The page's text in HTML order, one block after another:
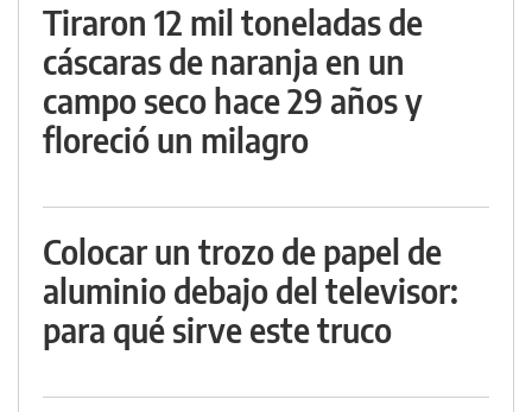
Tiraron 12 mil toneladas de
cáscaras de naranja en un
campo seco hace 29 años y
floreció un milagro
Colocar un trozo de papel de
aluminio debajo del televisor:
para qué sirve este truco